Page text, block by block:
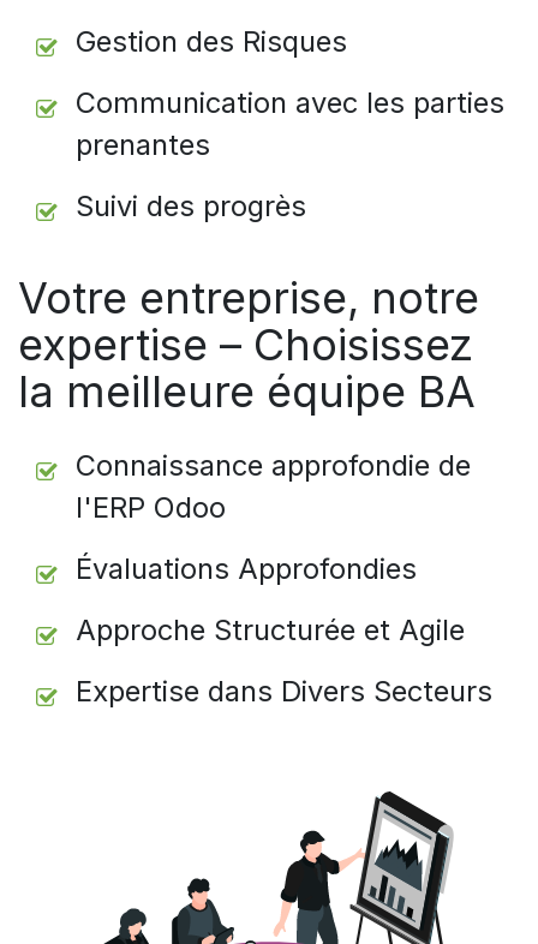
Gestion des Risques
Communication avec les parties
prenantes
Suivi des progrès
Votre entreprise, notre
expertise – Choisissez
la meilleure équipe BA
Connaissance approfondie de
l'ERP Odoo
Évaluations Approfondies
Approche Structurée et Agile
Expertise dans Divers Secteurs